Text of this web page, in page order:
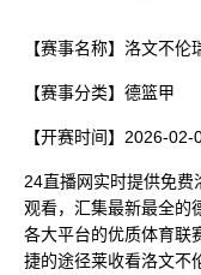
【赛事名称】 洛文不伦
【赛事分类】 德篮甲
【开赛时间】 2026-02-
24直播网实时提供免费
观看，汇集最新最全的
各大平台的优质体育联
捷的途径莱收看洛文不